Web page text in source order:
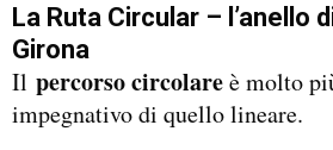
La Ruta Circular – l’anello
Girona
Il percorso circolareè molto
impegnativo di quello lineare.